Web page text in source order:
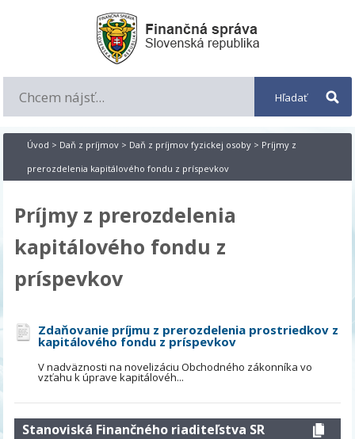
Úvod > Daň z príjmov > Daň z príjmov fyzickej osoby > Príjmy z
prerozdelenia kapitálového fondu z príspevkov
Príjmy z prerozdelenia
kapitálového fondu z
príspevkov
Zdaňovanie príjmu z prerozdelenia prostriedkov z
kapitálového fondu z príspevkov
V nadväznosti na novelizáciu Obchodného zákonníka vo
vzťahu k úprave kapitálovéh...
Stanoviská Finančného riaditeľstva SR